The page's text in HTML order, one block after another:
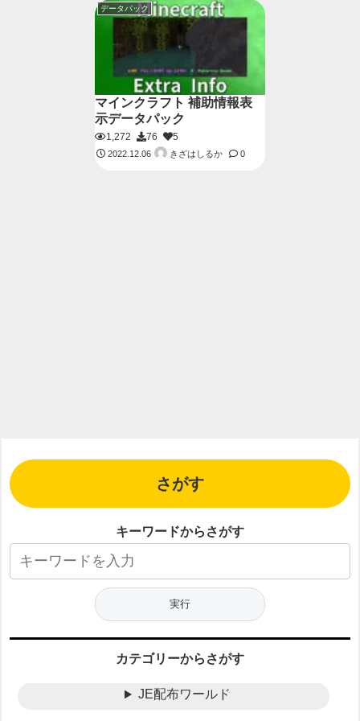
データパック
マインクラフト 補助情報表
示データパック
1,272 76 5
2022.12.06 きざはしるか 0
さがす
キーワードからさがす
カテゴリーからさがす
JE配布ワールド